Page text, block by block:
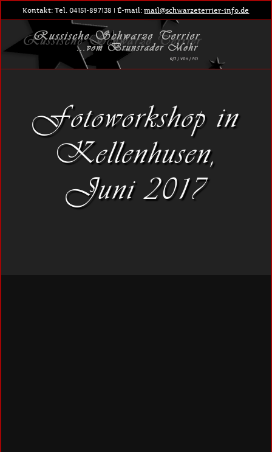
Kontakt: Tel. 04151-897138 | E-mail:mail@schwarzeterrier-info.de
Fotoworkshop in
Kellenhusen,
Juni 2017